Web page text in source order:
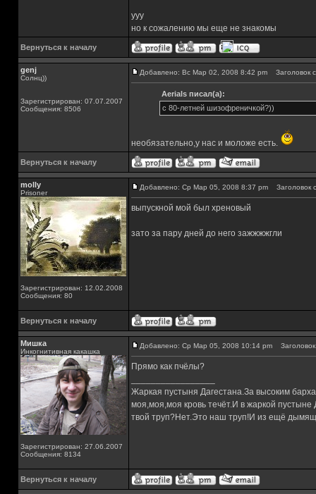
yyy
но к сожалению мы еще не знакомы
Вернуться к началу
genj
Солнц))
Зарегистрирован: 07.07.2007
Сообщения: 8506
Добавлено: Вс Мар 02, 2008 8:42 pm Заголовок
Aerials писал(а):
с 80-летней шизофреничкой?))
необязательно,у нас и моложе есть.
Вернуться к началу
molly
Prisoner
Зарегистрирован: 12.02.2008
Сообщения: 80
Добавлено: Ср Мар 05, 2008 8:37 pm Заголовок
выпускной мой был хреновый
зато за пару дней до него зажжжжгли
Вернуться к началу
Мишка
Инкогнитивная какашка
Зарегистрирован: 27.06.2007
Сообщения: 8134
Добавлено: Ср Мар 05, 2008 10:14 pm
Прямо как пчёлы?
Жаркая пустыня Дагестана.За высоким
моя,моя,моя кровь течёт.И в жаркой
твой труп?Нет.Это наш труп!И из ещё
Вернуться к началу